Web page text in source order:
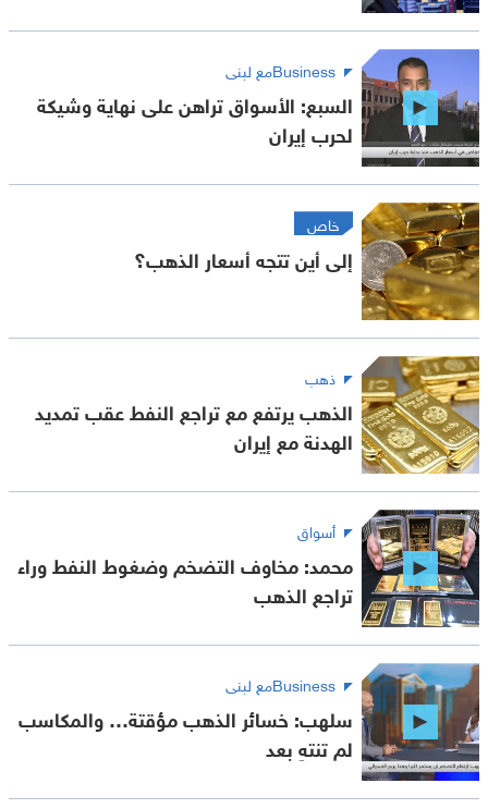
Businessمع لبنى
السبع: الأسواق تراهن على نهاية وشيكة
لحرب إيران
خاص
إلى أين تتجه أسعار الذهب؟
ذهب
الذهب يرتفع مع تراجع النفط عقب تمديد
الهدنة مع إيران
أسواق
محمد: مخاوف التضخم وضغوط النفط وراء
تراجع الذهب
Businessمع لبنى
سلهب: خسائر الذهب مؤقتة… والمكاسب
لم تنتهِ بعد